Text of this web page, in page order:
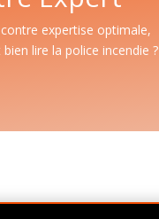
expertise optimale,
lire la police incendie ?